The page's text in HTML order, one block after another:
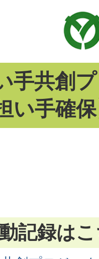
手共創
い手確保
記録はこ